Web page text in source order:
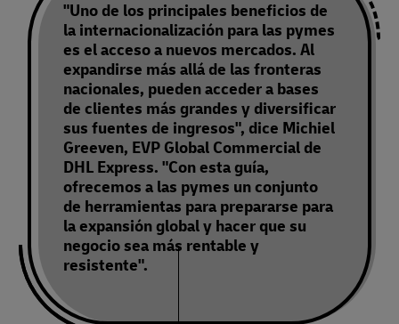
"Uno de los principales beneficios de
la internacionalización para las pymes
es el acceso a nuevos mercados. Al
expandirse más allá de las fronteras
nacionales, pueden acceder a bases
de clientes más grandes y diversificar
sus fuentes de ingresos", dice Michiel
Greeven, EVP Global Commercial de
DHL Express. "Con esta guía,
ofrecemos a las pymes un conjunto
de herramientas para prepararse para
la expansión global y hacer que su
negocio sea más rentable y
resistente".